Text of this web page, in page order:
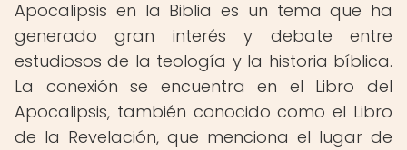
Apocalipsis en la Biblia es un tema que ha
generado gran interés y debate entre
estudiosos de la teología y la historia bíblica.
La conexión se encuentra en el Libro del
Apocalipsis, también conocido como el Libro
de la Revelación, que menciona el lugar de